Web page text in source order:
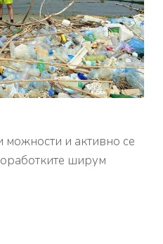
можности и активно се
ширум